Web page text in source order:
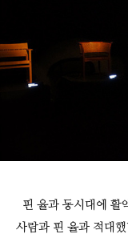
핀 율과 동시대에 활
사람과 핀 율과 적대